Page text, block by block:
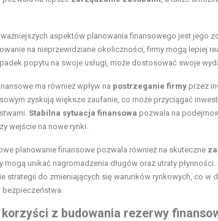
aspektów planowania finansowego jest jego
na nieprzewidziane okoliczności, firmy mogą lepiej
popytu na swoje usługi, może dostosować swoje
ma również wpływ na postrzeganie firmy przez
zyskują większe zaufanie, co może przyciągać
Stabilna sytuacja finansowa pozwala na
wejście na nowe rynki.
planowanie finansowe pozwala również na skuteczne
mogą unikać nagromadzenia długów oraz utraty
strategii do zmieniających się warunków rynkowych, co w
i bezpieczeństwa.
korzyści z budowania rezerwy